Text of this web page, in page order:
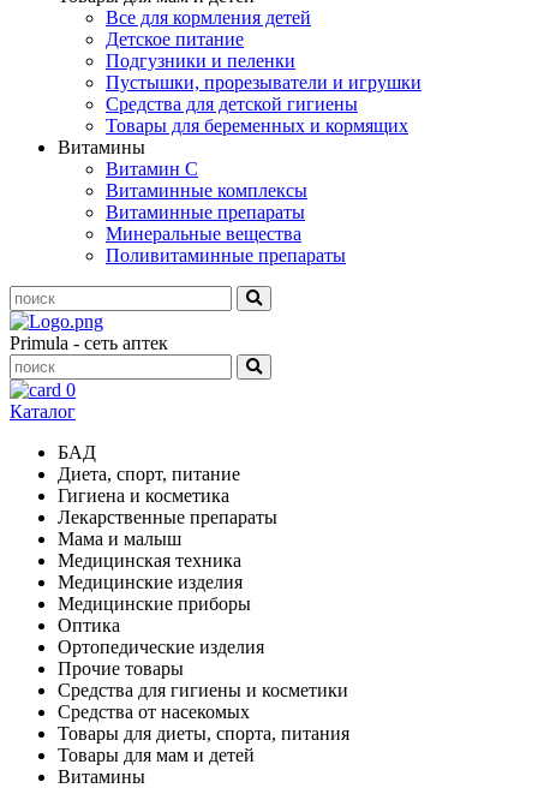
Все для кормления детей
Детское питание
Подгузники и пеленки
Пустышки, прорезыватели и игрушки
Средства для детской гигиены
Товары для беременных и кормящих
Витамины
Витамин С
Витаминные комплексы
Витаминные препараты
Минеральные вещества
Поливитаминные препараты
Primula - сеть аптек
0
Каталог
БАД
Диета, спорт, питание
Гигиена и косметика
Лекарственные препараты
Мама и малыш
Медицинская техника
Медицинские изделия
Медицинские приборы
Оптика
Ортопедические изделия
Прочие товары
Средства для гигиены и косметики
Средства от насекомых
Товары для диеты, спорта, питания
Товары для мам и детей
Витамины